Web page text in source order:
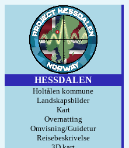
HESSDALEN
Holtålen kommune
Landskapsbilder
Kart
Overnatting
Omvisning/Guidetur
Reisebeskrivelse